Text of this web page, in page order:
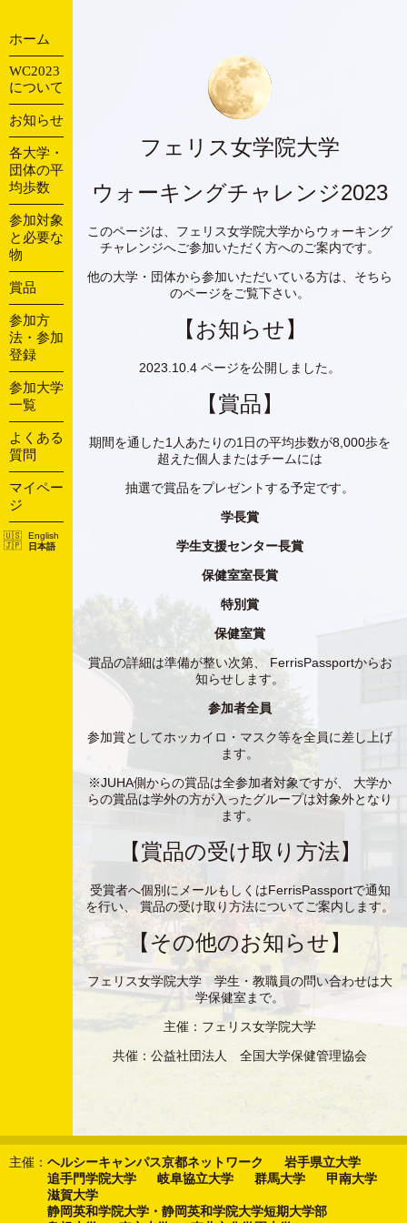
ホーム
WC2023
について
お知らせ
各大学・
団体の平
均歩数
参加対象
と必要な
物
賞品
参加方
法・参加
登録
参加大学
一覧
よくある
質問
マイペー
ジ
English
日本語
フェリス女学院大学
ウォーキングチャレンジ2023
このページは、フェリス女学院大学からウォーキング
チャレンジへご参加いただく方へのご案内です。
他の大学・団体から参加いただいている方は、そちら
のページをご覧下さい。
【お知らせ】
2023.10.4 ページを公開しました。
【賞品】
期間を通した1人あたりの1日の平均歩数が8,000歩を
超えた個人またはチームには
抽選で賞品をプレゼントする予定です。
学長賞
学生支援センター長賞
保健室室長賞
特別賞
保健室賞
賞品の詳細は準備が整い次第、 FerrisPassportからお
知らせします。
参加者全員
参加賞としてホッカイロ・マスク等を全員に差し上げ
ます。
※JUHA側からの賞品は全参加者対象ですが、 大学か
らの賞品は学外の方が入ったグループは対象外となり
ます。
【賞品の受け取り方法】
受賞者へ個別にメールもしくはFerrisPassportで通知
を行い、 賞品の受け取り方法についてご案内します。
【その他のお知らせ】
フェリス女学院大学 学生・教職員の問い合わせは大
学保健室まで。
主催：フェリス女学院大学
共催：公益社団法人 全国大学保健管理協会
主催： ヘルシーキャンパス京都ネットワーク
岩手県立大学
追手門学院大学
岐阜協立大学 群馬大学
甲南大学
滋賀大学
静岡英和学院大学・静岡英和学院大学短期大学部